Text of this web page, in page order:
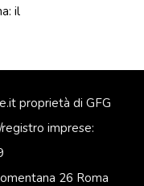
il
proprietà di GFG
imprese:
26 Roma